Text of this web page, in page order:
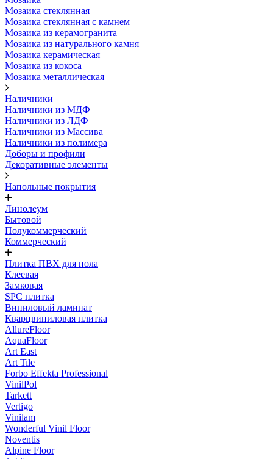
Мозаика стеклянная
Мозаика стеклянная с камнем
Мозаика из керамогранита
Мозаика из натурального камня
Мозаика керамическая
Мозаика из кокоса
Мозаика металлическая
Наличники
Наличники из МДФ
Наличники из ЛДФ
Наличники из Массива
Наличники из полимера
Доборы и профили
Декоративные элементы
Напольные покрытия
Линолеум
Бытовой
Полукоммерческий
Коммерческий
Плитка ПВХ для пола
Клеевая
Замковая
SPC плитка
Виниловый ламинат
Кварцвиниловая плитка
AllureFloor
AquaFloor
Art East
Art Tile
Forbo Effekta Professional
VinilPol
Tarkett
Vertigo
Vinilam
Wonderful Vinil Floor
Noventis
Alpine Floor